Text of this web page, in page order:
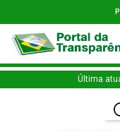
Última